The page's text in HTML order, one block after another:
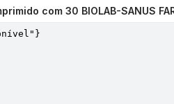
com 30 BIOLAB-SANUS